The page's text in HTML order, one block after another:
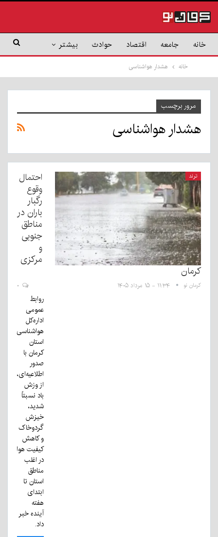
خانه جامعه اقتصاد حوادث بیشتر
خانه هشدار هواشناسی
مرور برچسب
هشدار هواشناسی
ترند
احتمال
وقوع
رگبار
باران در
مناطق
جنوبی
و
مرکزی
کرمان
کرمان نو ۱۱:۳۴ - ۱۵ مرداد ۱۴۰۵
روابط
عمومی
اداره‌کل
هواشناسی
استان
کرمان با
صدور
اطلاعیه‌ای،
از وزش
باد نسبتاً
شدید،
خیزش
گردوخاک
و کاهش
کیفیت هوا
در اغلب
مناطق
استان تا
ابتدای
هفته
آینده خبر
داد.